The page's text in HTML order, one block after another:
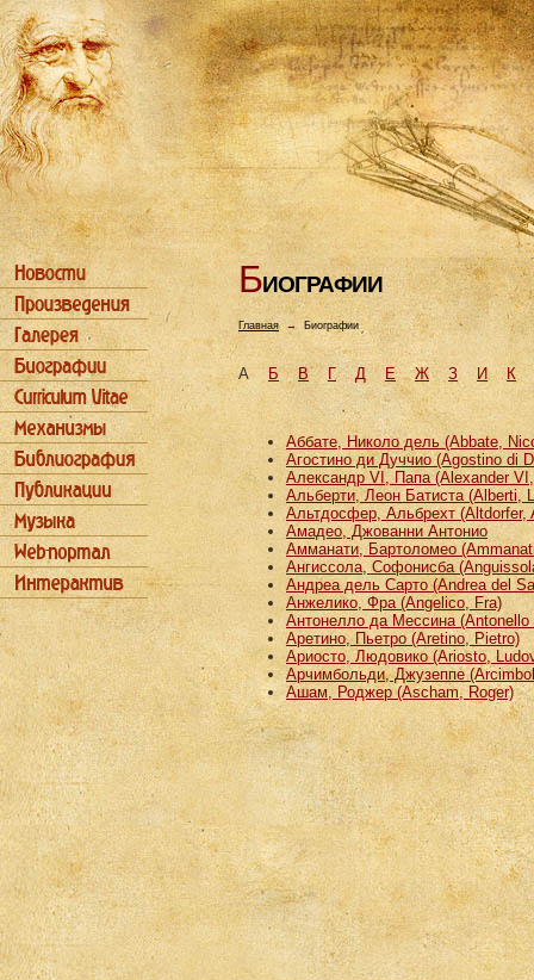
БИОГРАФИИ
Главная→ Биографии
АБ В Г Д Е Ж З И К
Аббате, Николо дель (Abbate,
Агостино ди Дуччио (Agostino di
Александр VI, Папа (Alexander
Альберти, Леон Батиста (Alberti,
Альтдосфер, Альбрехт (Altdorfer,
Амадео, Джованни Антонио
Амманати, Бартоломео
Ангиссола, Софонисба
Андреа дель Сарто (Andrea del
Анжелико, Фра (Angelico, Fra)
Антонелло да Мессина (Antonello
Аретино, Пьетро (Aretino, Pietro)
Ариосто, Людовико (Ariosto,
Арчимбольди, Джузеппе
Ашам, Роджер (Ascham, Roger)